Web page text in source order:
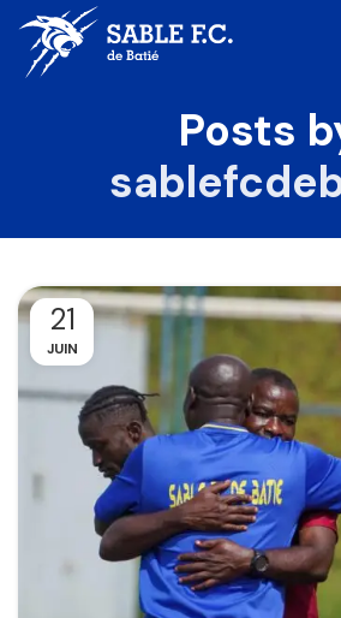
Posts
21
JUIN